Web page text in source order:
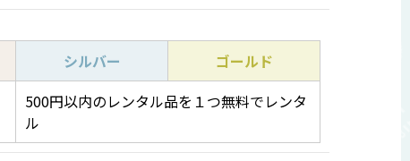
シルバー
ゴールド
500円以内のレンタル品を１つ無料でレンタ
ル